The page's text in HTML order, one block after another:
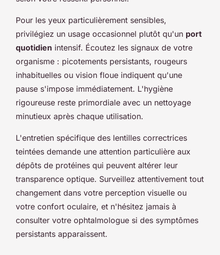
Pour les yeux particulièrement sensibles,
privilégiez un usage occasionnel plutôt qu'un port
quotidien intensif. Écoutez les signaux de votre
organisme : picotements persistants, rougeurs
inhabituelles ou vision floue indiquent qu'une
pause s'impose immédiatement. L'hygiène
rigoureuse reste primordiale avec un nettoyage
minutieux après chaque utilisation.
L'entretien spécifique des lentilles correctrices
teintées demande une attention particulière aux
dépôts de protéines qui peuvent altérer leur
transparence optique. Surveillez attentivement tout
changement dans votre perception visuelle ou
votre confort oculaire, et n'hésitez jamais à
consulter votre ophtalmologue si des symptômes
persistants apparaissent.